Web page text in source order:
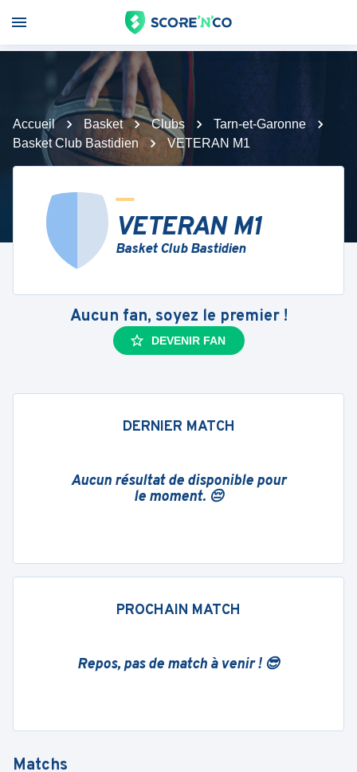
Accueil Basket Clubs
Tarn-et-Garonne
Basket Club Bastidien
VETERAN M1
VETERAN M1
Basket Club Bastidien
Aucun fan, soyez le premier !
DEVENIR FAN
DERNIER MATCH
Aucun résultat de disponible pour
le moment. 😔
PROCHAIN MATCH
Repos, pas de match à venir ! 😎
Matchs